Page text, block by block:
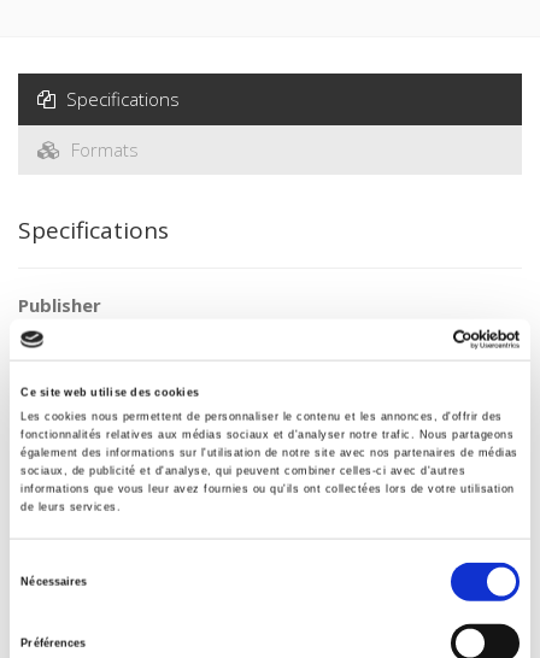
Ce site web utilise des cookies
Les cookies nous permettent de personnaliser le contenu et les annonces, d'offrir des
fonctionnalités relatives aux médias sociaux et d'analyser notre trafic. Nous partageons
également des informations sur l'utilisation de notre site avec nos partenaires de médias
sociaux, de publicité et d'analyse, qui peuvent combiner celles-ci avec d'autres
informations que vous leur avez fournies ou qu'ils ont collectées lors de votre utilisation
de leurs services.
Nécessaires
Préférences
Specifications
Formats
Specifications
Publisher
Presses de Sciences Po
Journal
20 & 21. Revue d'histoire
ISSN
02941759
Language
French
POL000000 POLITICAL SCIENCE
06 Professional and scholarly